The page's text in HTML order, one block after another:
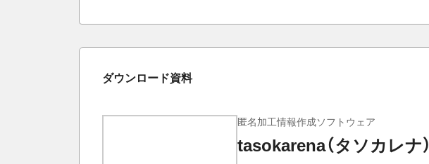
ダウンロード資料
匿名加工情報作成ソフトウェア
tasokarena（タソカレナ）